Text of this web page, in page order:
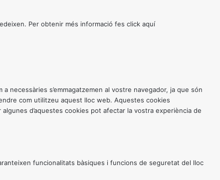
Per obtenir més informació fes click aquí
necessàries s’emmagatzemen al vostre navegador, ja que són
com utilitzeu aquest lloc web. Aquestes cookies
d’aquestes cookies pot afectar la vostra experiència de
funcionalitats bàsiques i funcions de seguretat del lloc